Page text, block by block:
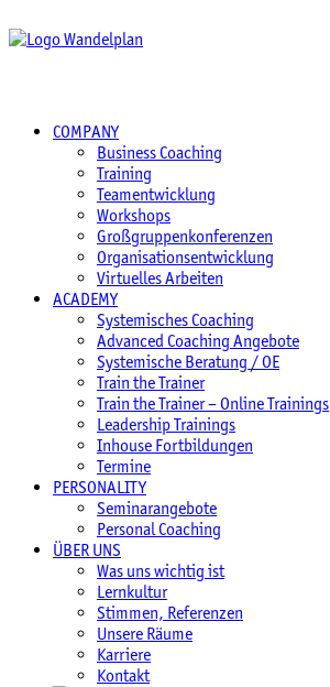
COMPANY
Business Coaching
Training
Teamentwicklung
Workshops
Großgruppenkonferenzen
Organisationsentwicklung
Virtuelles Arbeiten
ACADEMY
Systemisches Coaching
Advanced Coaching Angebote
Systemische Beratung / OE
Train the Trainer
Train the Trainer – Online Trainings
Leadership Trainings
Inhouse Fortbildungen
Termine
PERSONALITY
Seminarangebote
Personal Coaching
ÜBER UNS
Was uns wichtig ist
Lernkultur
Stimmen, Referenzen
Unsere Räume
Karriere
Kontakt